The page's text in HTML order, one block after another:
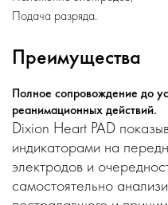
Подача разряда.
Преимущества
Полное сопровождение до
реанимационных действий.
Dixion Heart PAD
индикаторами на
электродов и
самостоятельно